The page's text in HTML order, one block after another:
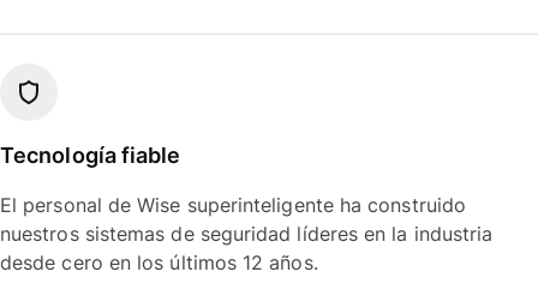
Tecnología fiable
El personal de Wise superinteligente ha construido
nuestros sistemas de seguridad líderes en la industria
desde cero en los últimos 12 años.